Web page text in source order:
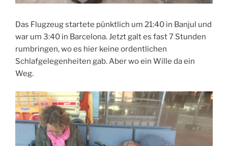
Das Flugzeug startete pünktlich um 21:40 in Banjul und
war um 3:40 in Barcelona. Jetzt galt es fast 7 Stunden
rumbringen, wo es hier keine ordentlichen
Schlafgelegenheiten gab. Aber wo ein Wille da ein
Weg.